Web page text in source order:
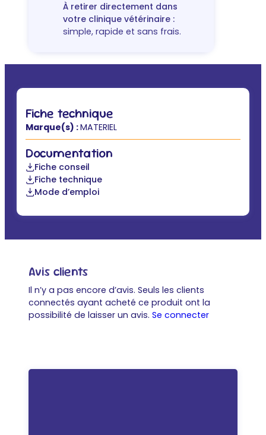
À retirer directement dans
votre clinique vétérinaire :
simple, rapide et sans frais.
Fiche technique
Marque(s) :MATERIEL
Documentation
Fiche conseil
Fiche technique
Mode d’emploi
Avis clients
Il n’y a pas encore d’avis. Seuls les clients
connectés ayant acheté ce produit ont la
possibilité de laisser un avis. Se connecter